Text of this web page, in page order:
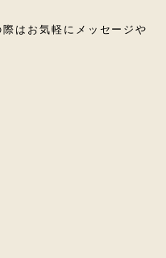
はお気軽にメッセージや